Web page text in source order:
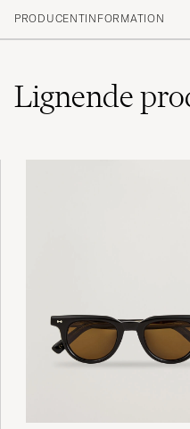
PRODUCENTINFORMATION
Lignende